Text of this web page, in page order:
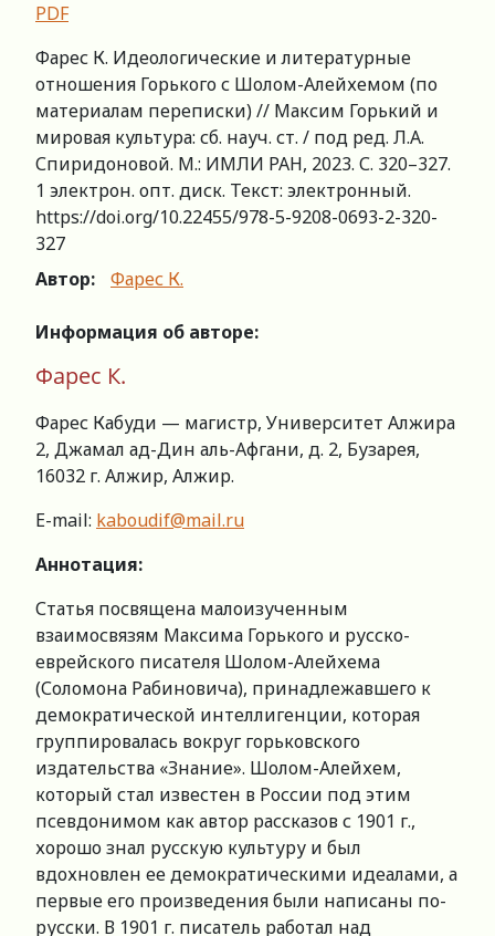
PDF
Фарес К. Идеологические и литературные
отношения Горького с Шолом-Алейхемом (по
материалам переписки) // Максим Горький и
мировая культура: сб. науч. ст. / под ред. Л.А.
Спиридоновой. М.: ИМЛИ РАН, 2023. С. 320–327.
1 электрон. опт. диск. Текст: электронный.
https://doi.org/10.22455/978-5-9208-0693-2-320-
327
Автор:
Фарес К.
Информация об авторе:
Фарес К.
Фарес Кабуди — магистр, Университет Алжира
2, Джамал ад-Дин аль-Афгани, д. 2, Бузарея,
16032 г. Алжир, Алжир.
Е-mail: kaboudif@mail.ru
Аннотация:
Статья посвящена малоизученным
взаимосвязям Максима Горького и русско-
еврейского писателя Шолом-Алейхема
(Соломона Рабиновича), принадлежавшего к
демократической интеллигенции, которая
группировалась вокруг горьковского
издательства «Знание». Шолом-Алейхем,
который стал известен в России под этим
псевдонимом как автор рассказов с 1901 г.,
хорошо знал русскую культуру и был
вдохновлен ее демократическими идеалами, а
первые его произведения были написаны по-
русски. В 1901 г. писатель работал над